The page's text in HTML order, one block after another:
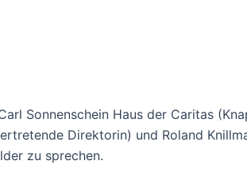
Sonnenschein Haus der Caritas
Direktorin) und Roland
zu sprechen.